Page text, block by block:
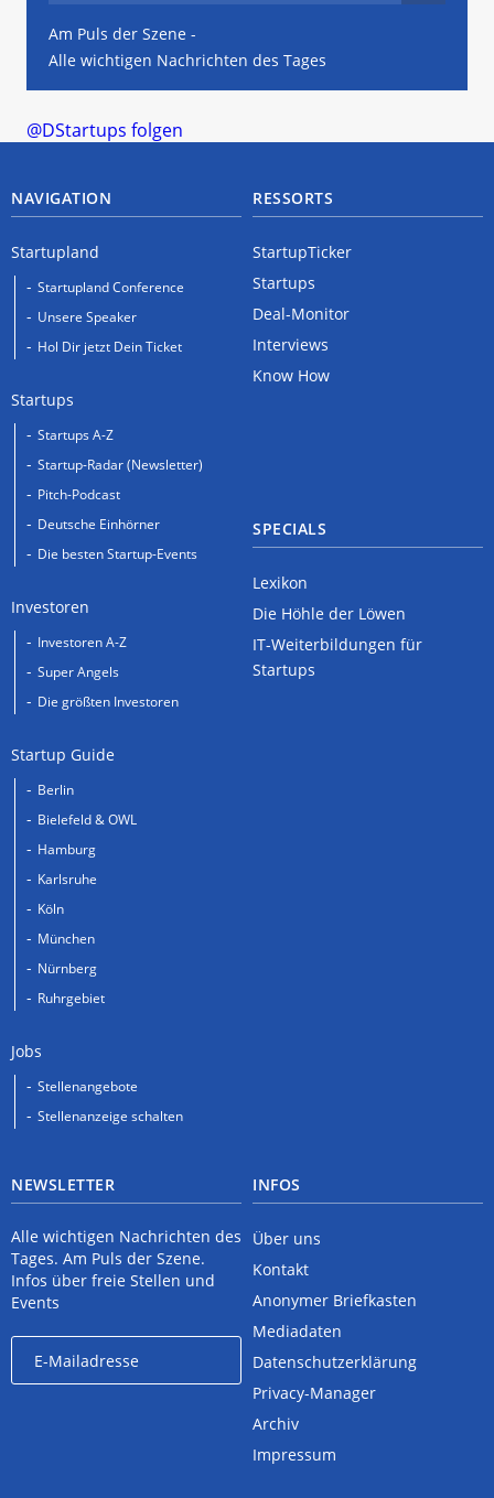
Am Puls der Szene -
Alle wichtigen Nachrichten des Tages
@DStartups folgen
NAVIGATION
Startupland
Startupland Conference
Unsere Speaker
Hol Dir jetzt Dein Ticket
Startups
Startups A-Z
Startup-Radar (Newsletter)
Pitch-Podcast
Deutsche Einhörner
Die besten Startup-Events
Investoren
Investoren A-Z
Super Angels
Die größten Investoren
Startup Guide
Berlin
Bielefeld & OWL
Hamburg
Karlsruhe
Köln
München
Nürnberg
Ruhrgebiet
Jobs
Stellenangebote
Stellenanzeige schalten
RESSORTS
StartupTicker
Startups
Deal-Monitor
Interviews
Know How
SPECIALS
Lexikon
Die Höhle der Löwen
IT-Weiterbildungen für
Startups
NEWSLETTER
Alle wichtigen Nachrichten des
Tages. Am Puls der Szene.
Infos über freie Stellen und
Events
INFOS
Über uns
Kontakt
Anonymer Briefkasten
Mediadaten
Datenschutzerklärung
Privacy-Manager
Archiv
Impressum